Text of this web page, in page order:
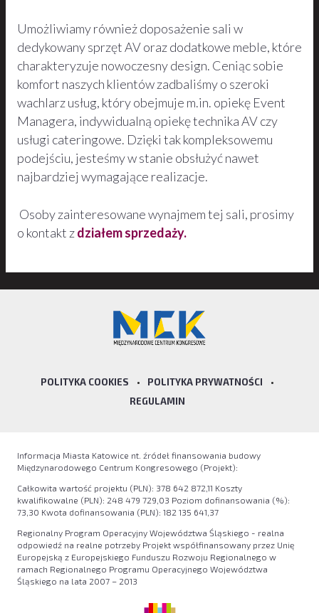
Umożliwiamy również doposażenie sali w
dedykowany sprzęt AV oraz dodatkowe meble, które
charakteryzuje nowoczesny design. Ceniąc sobie
komfort naszych klientów zadbaliśmy o szeroki
wachlarz usług, który obejmuje m.in. opiekę Event
Managera, indywidualną opiekę technika AV czy
usługi cateringowe. Dzięki tak kompleksowemu
podejściu, jesteśmy w stanie obsłużyć nawet
najbardziej wymagające realizacje.
Osoby zainteresowane wynajmem tej sali, prosimy
o kontakt zdziałem sprzedaży.
POLITYKA COOKIES • POLITYKA PRYWATNOŚCI
•
REGULAMIN
Informacja Miasta Katowice nt. źródeł finansowania budowy
Międzynarodowego Centrum Kongresowego (Projekt):
Całkowita wartość projektu (PLN): 378 642 872,11 Koszty
kwalifikowalne (PLN): 248 479 729,03 Poziom dofinansowania (%):
73,30 Kwota dofinansowania (PLN): 182 135 641,37
Regionalny Program Operacyjny Województwa Śląskiego - realna
odpowiedź na realne potrzeby Projekt współfinansowany przez Unię
Europejską z Europejskiego Funduszu Rozwoju Regionalnego w
ramach Regionalnego Programu Operacyjnego Województwa
Śląskiego na lata 2007 – 2013